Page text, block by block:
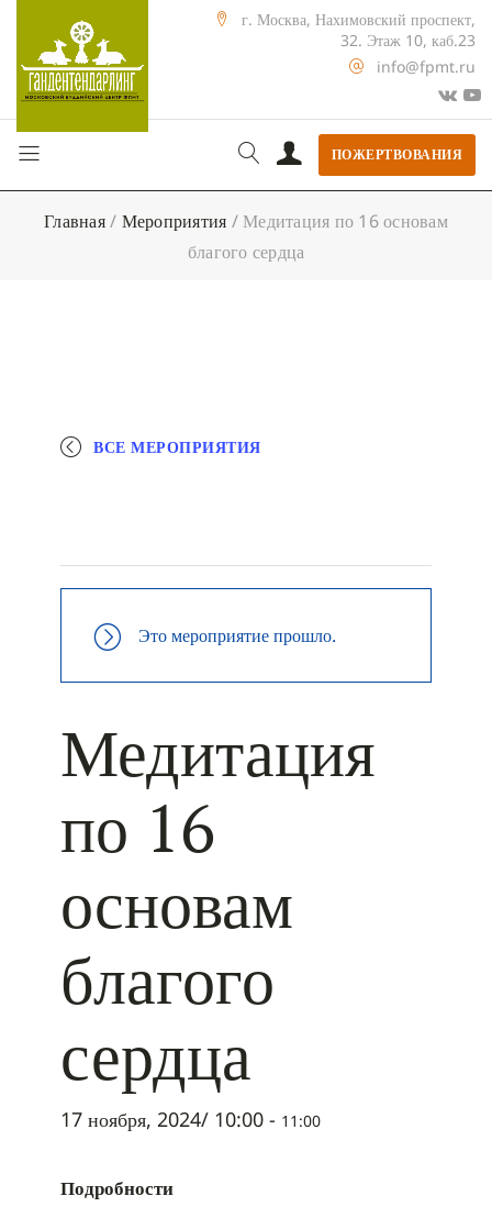
г. Москва, Нахимовский проспект,
32. Этаж 10, каб.23
info@fpmt.ru
ПОЖЕРТВОВАНИЯ
Главная/ Мероприятия / Медитация по 16 основам
благого сердца
ВСЕ МЕРОПРИЯТИЯ
Это мероприятие прошло.
Медитация
по 16
основам
благого
сердца
17 ноября, 2024/ 10:00 - 11:00
Подробности